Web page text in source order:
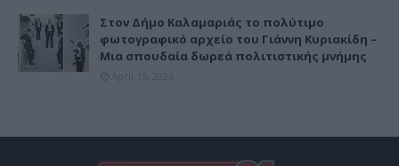
Στον Δήμο Καλαμαριάς το πολύτιμο
φωτογραφικό αρχείο του Γιάννη Κυριακίδη –
Μια σπουδαία δωρεά πολιτιστικής μνήμης